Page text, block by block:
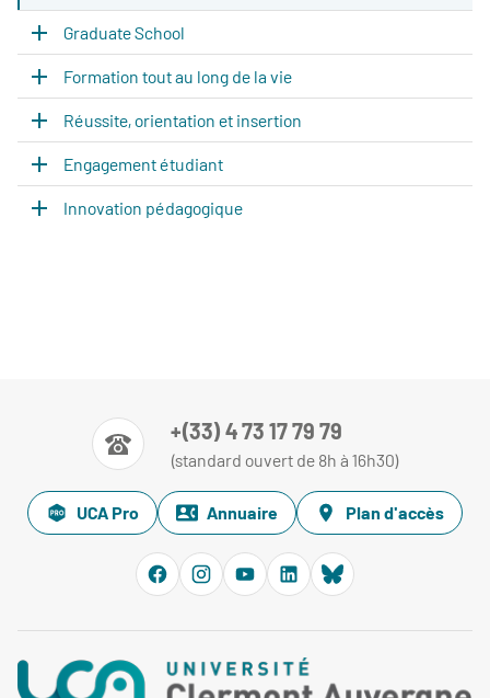
Graduate School
Formation tout au long de la vie
Réussite, orientation et insertion
Engagement étudiant
Innovation pédagogique
+(33) 4 73 17 79 79
(standard ouvert de 8h à 16h30)
UCA Pro Annuaire Plan d'accès